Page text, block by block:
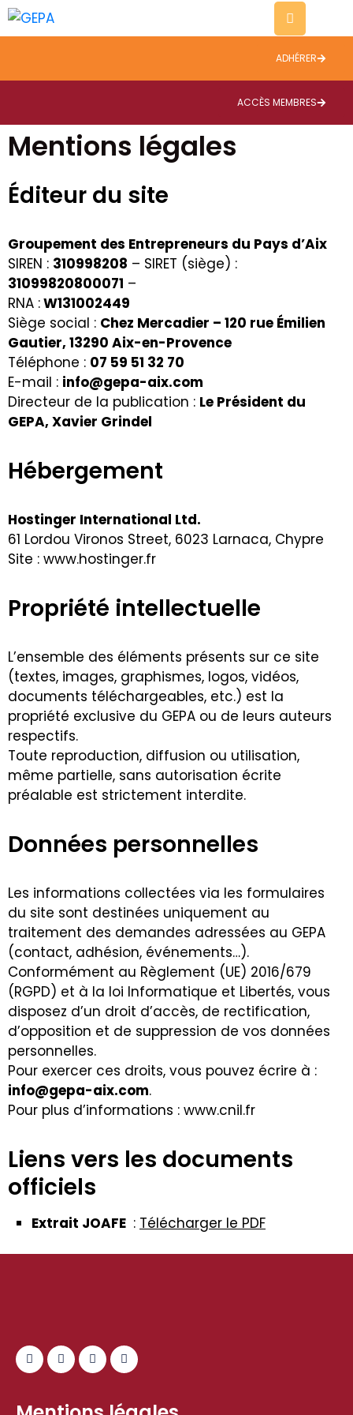
A
propos
Contact
ADHÉRER
ACCÈS MEMBRES
Mentions légales
Éditeur du site
Groupement des Entrepreneurs du Pays d’Aix
SIREN : 310998208 – SIRET (siège) :
31099820800071 –
RNA :W131002449
Siège social : Chez Mercadier – 120 rue Émilien
Gautier, 13290 Aix-en-Provence
Téléphone : 07 59 51 32 70
E-mail : info@gepa-aix.com
Directeur de la publication : Le Président du
GEPA, Xavier Grindel
Hébergement
Hostinger International Ltd.
61 Lordou Vironos Street, 6023 Larnaca, Chypre
Site : www.hostinger.fr
Propriété intellectuelle
L’ensemble des éléments présents sur ce site
(textes, images, graphismes, logos, vidéos,
documents téléchargeables, etc.) est la
propriété exclusive du GEPA ou de leurs auteurs
respectifs.
Toute reproduction, diffusion ou utilisation,
même partielle, sans autorisation écrite
préalable est strictement interdite.
Données personnelles
Les informations collectées via les formulaires
du site sont destinées uniquement au
traitement des demandes adressées au GEPA
(contact, adhésion, événements…).
Conformément au Règlement (UE) 2016/679
(RGPD) et à la loi Informatique et Libertés, vous
disposez d’un droit d’accès, de rectification,
d’opposition et de suppression de vos données
personnelles.
Pour exercer ces droits, vous pouvez écrire à :
info@gepa-aix.com.
Pour plus d’informations : www.cnil.fr
Liens vers les documents
officiels
Extrait JOAFE : Télécharger le PDF